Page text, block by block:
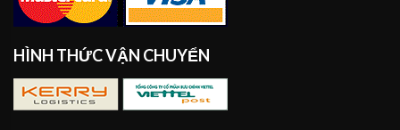
HÌNH THỨC VẬN CHUYỂN